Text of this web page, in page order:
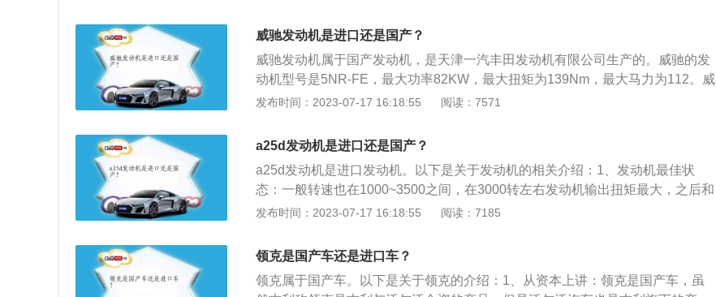
使用车辆时要注意观察：发现地上有油要判断是否出现发动机漏油的现象，及时
与汽车4S店沟通，除掉安全隐患。3、装有涡轮增压器的汽车：在高速行驶或是
爬坡后不要马上熄火，在怠速运转10分钟后再熄火，装有涡轮增压器的汽车其形
成积碳的速度比一般自然吸气式的汽车要快数倍。
威驰发动机是进口还是国产？
威驰发动机属于国产发动机，是天津一汽丰田发动机有限公司生产的。威驰的发
动机型号是5NR-FE，最大功率82KW，最大扭矩为139Nm，最大马力为112。威
驰发动机日常可使用以下方法进行保养：使用适当质量等级的润滑油。对汽油发
机则要根据机械负荷选用CB--CD级柴油机油，选用标准以不低于生产厂家规定
要求为准；定期更换机油及滤芯。任何质量等级的润滑油在使用过程中油质都会
发生变化。到一定里程之后，性能恶化，会给发动机带来种种问题。为了避免故
障的发生，应结合使用条件定期换油，并使油量适中；机油从滤清器的细孔通过
时把油中的固体颗粒和粘稠物积存在滤清器中。如滤清器堵塞，机油不能通过滤
发动机磨损，内部的污染加剧；定期清洗曲轴箱。发动机在运转过程中，燃烧室
内的高压未燃烧气体、酸、水分、硫和氮的氧化物经过活塞环与缸壁之间的间隙
进入曲轴箱中，与零件磨损产生的金属粉末混在一起，形成油泥。量少时在油中
发布时间：2023-07-17 16:18:55 阅读：7571
a25d发动机是进口还是国产？
a25d发动机是进口发动机。以下是关于发动机的相关介绍：1、发动机最佳状
态：一般转速也在1000~3500之间，在3000转左右发动机输出扭矩最大，之后和
转速呈反比。2、发动机转速高低影响：发动机转速的高低，关系到单位时间内
改变。因此，在说明发动机有效功率的大小时，必须同时指明其相应的转速。
发布时间：2023-07-17 16:18:55 阅读：7185
领克是国产车还是进口车？
领克属于国产车。以下是关于领克的介绍：1、从资本上讲：领克是国产车，虽